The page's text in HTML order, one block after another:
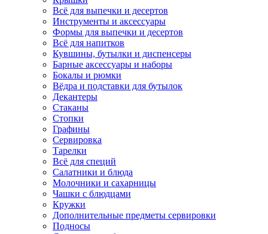
Всё для выпечки и десертов
Инструменты и аксессуары
Формы для выпечки и десертов
Всё для напитков
Кувшины, бутылки и диспенсеры
Барные аксессуары и наборы
Бокалы и рюмки
Вёдра и подставки для бутылок
Декантеры
Стаканы
Стопки
Графины
Сервировка
Тарелки
Всё для специй
Салатники и блюда
Молочники и сахарницы
Чашки с блюдцами
Кружки
Дополнительные предметы сервировки
Подносы